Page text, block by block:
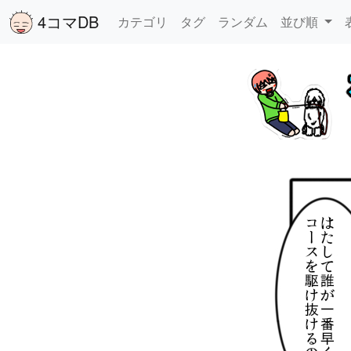
4コマDB カテゴリ タグ ランダム 並び順